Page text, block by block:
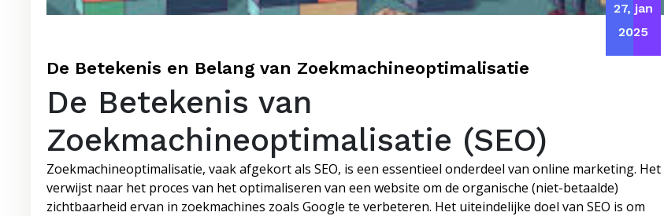
27, jan
2025
De Betekenis en Belang van Zoekmachineoptimalisatie
De Betekenis van
Zoekmachineoptimalisatie (SEO)
Zoekmachineoptimalisatie, vaak afgekort als SEO, is een essentieel onderdeel van online marketing. Het
verwijst naar het proces van het optimaliseren van een website om de organische (niet-betaalde)
zichtbaarheid ervan in zoekmachines zoals Google te verbeteren. Het uiteindelijke doel van SEO is om